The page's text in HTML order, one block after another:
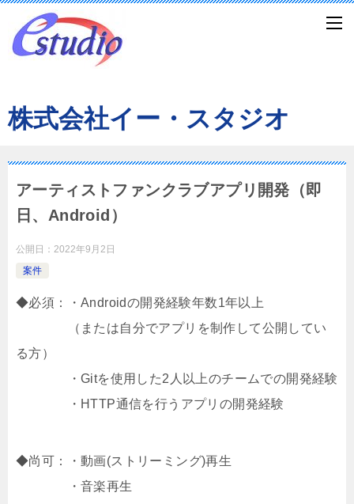
株式会社イー・スタジオ
アーティストファンクラブアプリ開発（即
日、Android）
公開日： 2022年9月2日
案件
◆必須：・Androidの開発経験年数1年以上
（または自分でアプリを制作して公開してい
る方）
・Gitを使用した2人以上のチームでの開発経験
・HTTP通信を行うアプリの開発経験
◆尚可：・動画(ストリーミング)再生
・音楽再生